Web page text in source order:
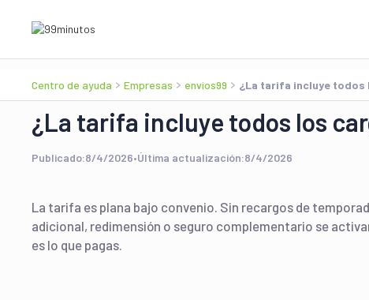
Centro de ayuda Empresas envios99 ¿La tarifa incluye todos
¿La tarifa incluye todos los
Publicado:8/4/2026•Última actualización:8/4/2026
La tarifa es plana bajo convenio. Sin recargos de
adicional, redimensión o seguro complementario se
es lo que pagas.